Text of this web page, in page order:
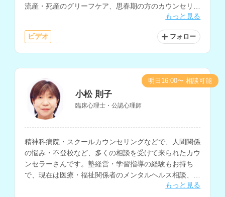
流産・死産のグリーフケア、思春期の方のカウンセリン
もっと見る
ビデオ フォロー
小松 則子
臨床心理士・公認心理師
精神科病院・スクールカウンセリングなどで、人間関係
の悩み・不登校など、多くの相談を受けて来られたカウ
ンセラーさんです。塾経営・学習指導の経験もお持ち
で、現在は医療・福祉関係者のメンタルヘルス相談、大
学の学生相談、小中学生・保護者の相談などを行ってお
もっと見る
明日16:00〜 相談可能